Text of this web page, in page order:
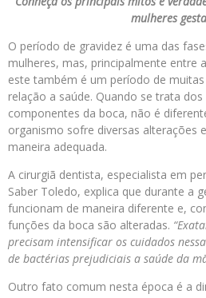
mulheres
O período de gravidez é uma das
mulheres, mas, principalmente entre
este também é um período de
relação a saúde. Quando se trata
componentes da boca, não é
organismo sofre diversas alterações
maneira adequada.
A cirurgiã dentista, especialista em
Saber Toledo, explica que durante a
funcionam de maneira diferente e,
funções da boca são alteradas.
precisam intensificar os cuidados
de bactérias prejudiciais a saúde da
Outro fato comum nesta época é a